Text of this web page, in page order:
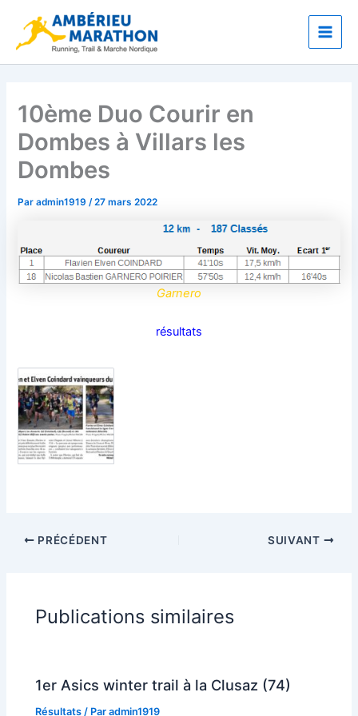
contenu
Main
10ème Duo Courir en
Dombes à Villars les
Dombes
Paradmin1919/27 mars 2022
Garnero
résultats
PRÉCÉDENT SUIVANT
Publications similaires
1er Asics winter trail à la Clusaz (74)
Résultats / Paradmin1919